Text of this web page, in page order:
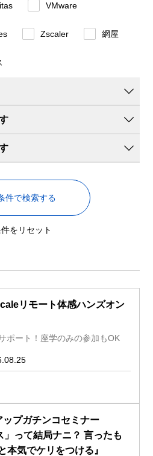
VMware
Zscaler 網屋
件で検索する
をリセット
リモート体感ハンズオン
ポート！座学のみの参加もOK
ップガチンコセミナー
って結局ナニ？ 言ったも
本気でケリをつける』